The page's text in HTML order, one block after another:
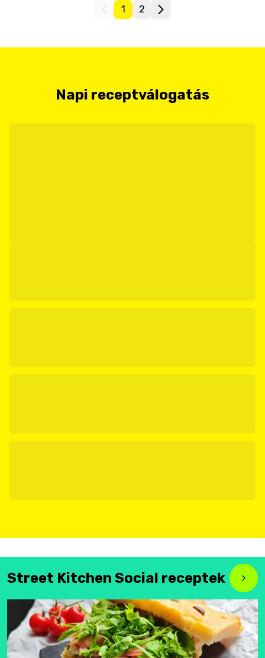
1 2
Napi receptválogatás
Street Kitchen Social receptek